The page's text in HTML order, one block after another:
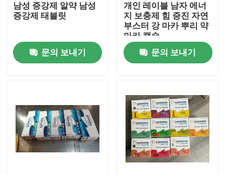
공장 여행
품질 관리
인용문을 요구하세요
사람들 본초 보충
남성 증강제 알약 남성
증강제 태블릿
문의 보내기
개인 레이블 남자 에너
지 보충제 힘 증진 자연
부스터 강 마카 뿌리 약
마카 캡슐
문의 보내기